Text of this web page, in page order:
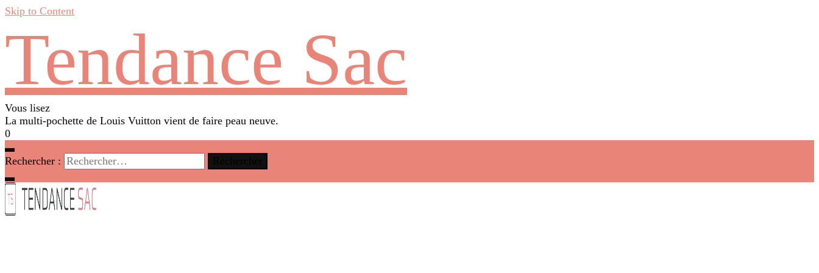
Skip to Content
Tendance Sac
Vous lisez
La multi-pochette de Louis Vuitton vient de faire peau neuve.
0
Rechercher :